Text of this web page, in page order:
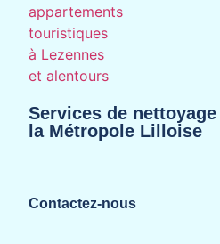
Services de
la Métropole Lilloise
Contactez-nous